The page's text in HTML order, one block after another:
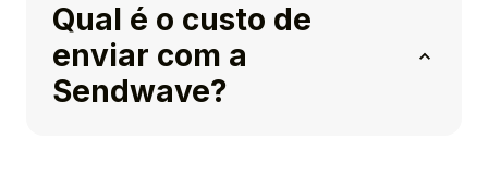
Qual é o custo de
enviar com a
Sendwave?